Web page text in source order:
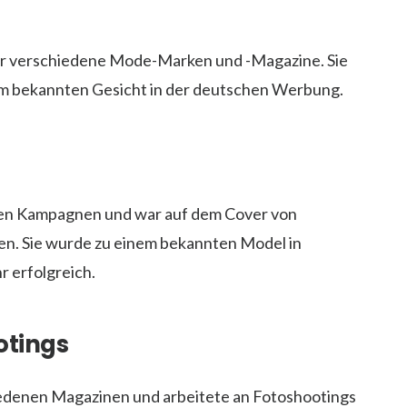
Mode-Marken und -Magazine. Sie
bekannten Gesicht in der deutschen Werbung.
Kampagnen und war auf dem Cover von
Sie wurde zu einem bekannten Model in
erfolgreich.
Magazinen und arbeitete an Fotoshootings